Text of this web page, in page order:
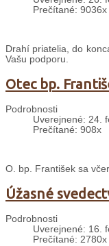
Prečítané: 9036x
Drahí priatelia, do
Vašu podporu.
Otec bp.
Podrobnosti
Uverejnené: 24.
Prečítané: 908x
O. bp. František sa
Úžasné
Podrobnosti
Uverejnené: 16.
Prečítané: 2780x